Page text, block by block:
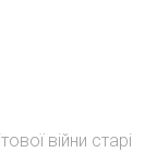
війни старі